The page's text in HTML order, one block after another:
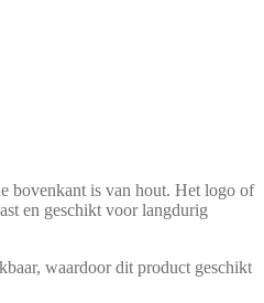
bovenkant is van hout. Het logo of
en geschikt voor langdurig
waardoor dit product geschikt